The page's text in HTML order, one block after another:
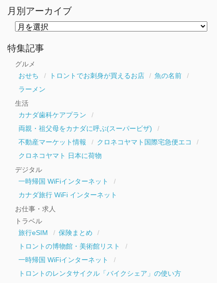
月別アーカイブ
ー
カ
特集記事
グルメ
おせち
トロントでお刺身が買えるお店
魚の名前
ラーメン
生活
カナダ歯科ケアプラン
両親・祖父母をカナダに呼ぶ(スーパービザ)
不動産マーケット情報
クロネコヤマト国際宅急便エコ
クロネコヤマト 日本に荷物
デジタル
一時帰国 WiFiインターネット
カナダ旅行 WiFi インターネット
お仕事・求人
トラベル
旅行eSIM
保険まとめ
トロントの博物館・美術館リスト
一時帰国 WiFiインターネット
トロントのレンタサイクル「バイクシェア」の使い方